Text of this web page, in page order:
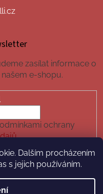
Dalším procházením
s jejich používáním.
zasílat informace o
e-shopu.
ochrany